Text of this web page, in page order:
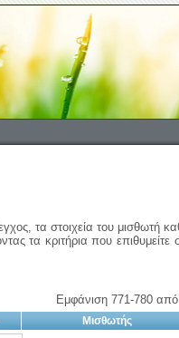
τα στοιχεία του μισθωτή
τα κριτήρια που επιθυμείτε
Εμφάνιση 771-780
Μισθωτής